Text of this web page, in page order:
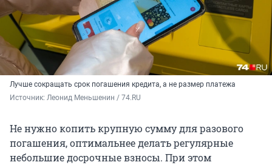
Лучше сокращать срок погашения кредита, а не размер платежа
Источник: Леонид Меньшенин / 74.RU
Не нужно копить крупную сумму для разового
погашения, оптимальнее делать регулярные
небольшие досрочные взносы. При этом